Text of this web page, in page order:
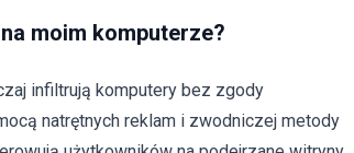
moim komputerze?
infiltrują komputery bez zgody
natrętnych reklam i zwodniczej metody